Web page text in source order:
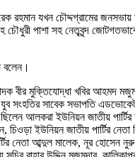
রহমান যখন চৌদ্দগ্রামের
চৌধুরী পাশা সহ নেতৃবৃন্দ
বলেন।
বীর মুক্তিযোদ্ধা খবির আহমদ
সংহতির সাবেক সভাপতি
আলকরা ইউনিয়ন জাতীয়
ইউনিয়ন জাতীয় পার্টির
নেতা আব্দুল মালেক, নূর হোসেন